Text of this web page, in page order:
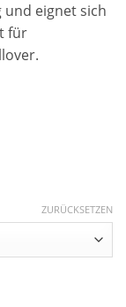
und eignet sich
für
ZURÜCKSETZEN